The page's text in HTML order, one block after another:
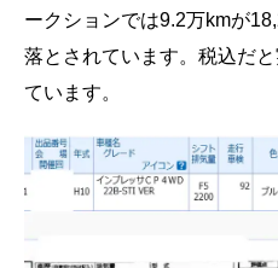
ークションでは9.2万kmが
落とされています。税込だ
ています。